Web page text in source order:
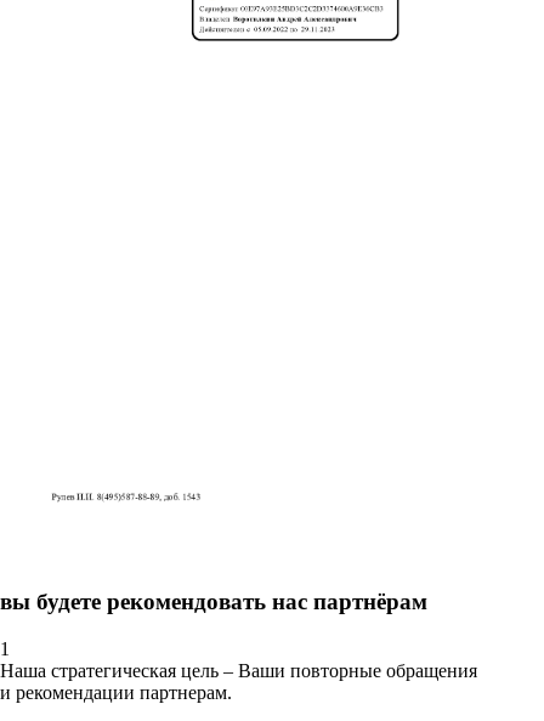
вы будете рекомендовать нас партнёрам
1
Наша стратегическая цель – Ваши повторные обращения
и рекомендации партнерам.